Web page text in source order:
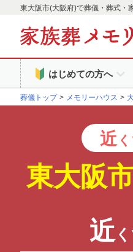
東大阪市(大阪府)で葬儀・葬式・
はじめての方へ
葬儀トップ メモリーハウス
近
東大阪
近